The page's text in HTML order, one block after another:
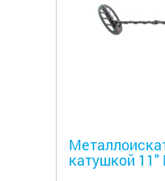
катушкой 11"